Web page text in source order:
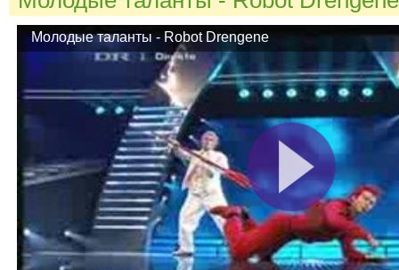
Молодые таланты - Robot Drengene